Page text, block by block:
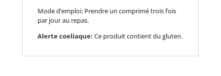
Mode d’emploi: Prendre un comprimé trois fois
par jour au repas.
Alerte coeliaque: Ce produit contient du gluten.